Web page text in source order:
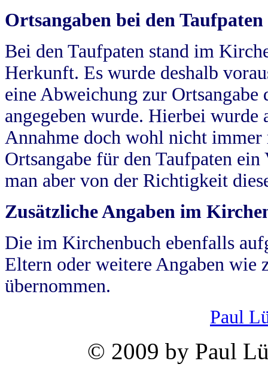
Ortsangaben bei den Taufpaten
Bei den Taufpaten stand im
Herkunft. Es wurde deshalb
eine Abweichung zur
angegeben wurde. Hierbei wurde
Annahme doch wohl nicht
Ortsangabe für den Taufpaten
man aber von der Richtigkeit
Zusätzliche Angaben im
Die im Kirchenbuch ebenfalls
Eltern oder weitere Angaben wie
übernommen.
Paul
© 2009 by Paul